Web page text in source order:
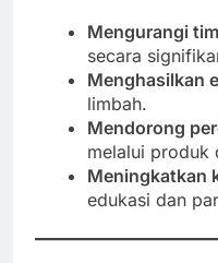
Mengurangi
secara
Menghasilkan
limbah.
Mendorong
melalui produk
Meningkatkan
edukasi dan